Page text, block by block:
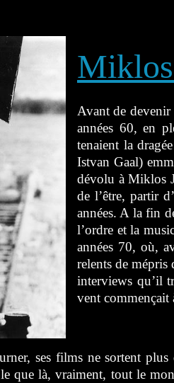
Avant de devenir
années 60, en
tenaient la
Istvan Gaal)
dévolu à Miklos
de l’être, partir
années. A la fin
l’ordre et la
années 70, où,
relents de mépris
interviews qu’il
vent
ses films ne sortent
que là, vraiment, tout le